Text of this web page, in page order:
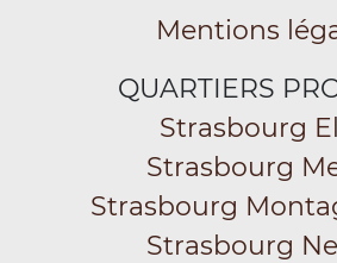
Mentions
QUARTIERS
Strasbourg
Strasbourg
Strasbourg
Strasbourg